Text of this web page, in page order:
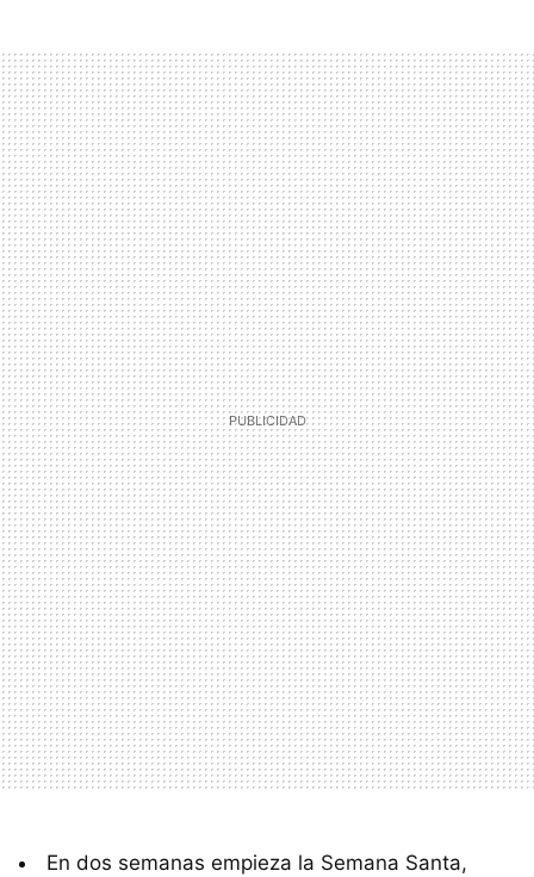
En dos semanas empieza la Semana Santa,